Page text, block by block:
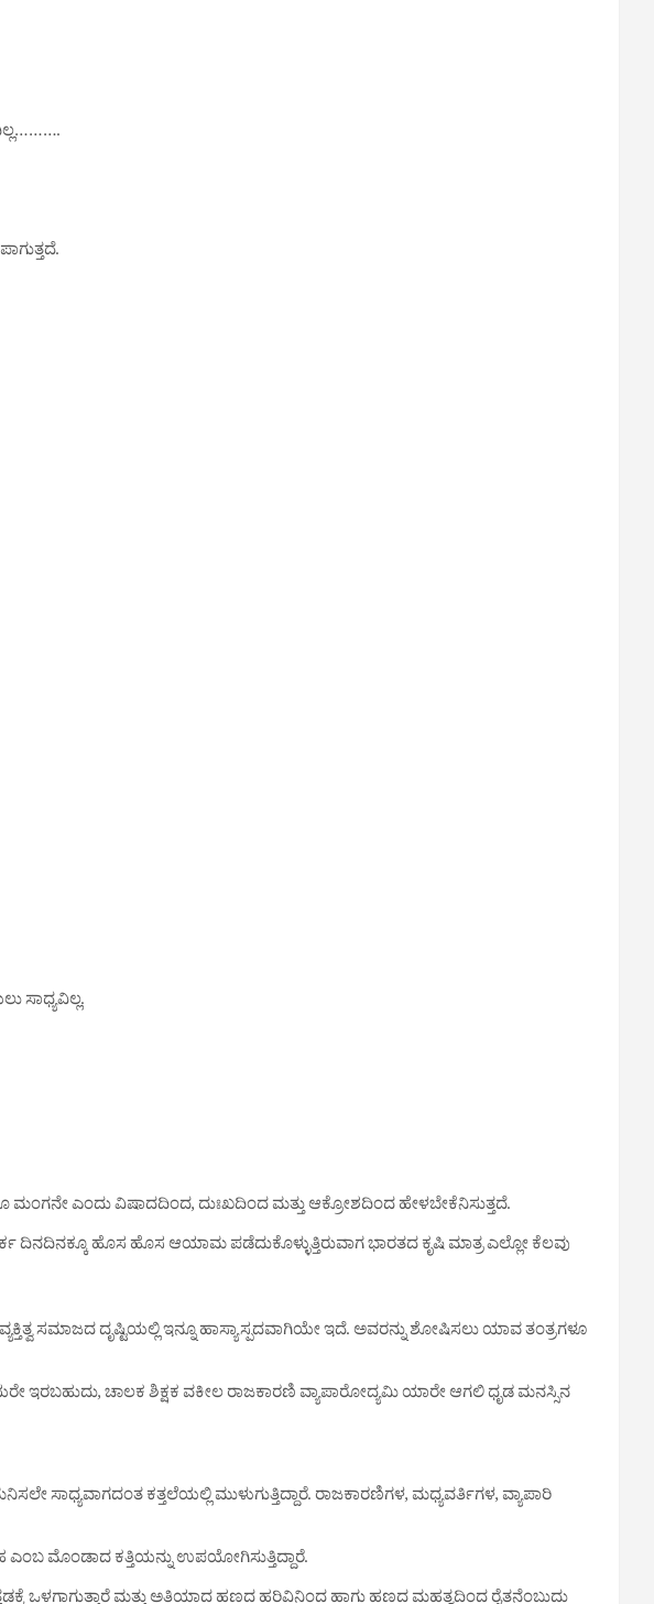
ಸಾಧ್ಯವಿಲ್ಲ.
ಎಂದು ವಿಷಾದದಿಂದ, ದುಃಖದಿಂದ ಮತ್ತು ಆಕ್ರೋಶದಿಂದ ಹೇಳಬೇಕೆನಿಸುತ್ತದೆ.
ದಿನದಿನಕ್ಕೂ ಹೊಸ ಹೊಸ ಆಯಾಮ ಪಡೆದುಕೊಳ್ಳುತ್ತಿರುವಾಗ ಭಾರತದ ಕೃಷಿ ಮಾತ್ರ ಎಲ್ಲೋ ಕೆಲವು
ಸಮಾಜದ ದೃಷ್ಟಿಯಲ್ಲಿ ಇನ್ನೂ ಹಾಸ್ಯಾಸ್ಪದವಾಗಿಯೇ ಇದೆ. ಅವರನ್ನು ಶೋಷಿಸಲು ಯಾವ ತಂತ್ರಗಳೂ
ಇರಬಹುದು, ಚಾಲಕ ಶಿಕ್ಷಕ ವಕೀಲ ರಾಜಕಾರಣಿ ವ್ಯಾಪಾರೋದ್ಯಮಿ ಯಾರೇ ಆಗಲಿ ಧೃಡ ಮನಸ್ಸಿನ
ಸಾಧ್ಯವಾಗದಂತ ಕತ್ತಲೆಯಲ್ಲಿ ಮುಳುಗುತ್ತಿದ್ದಾರೆ. ರಾಜಕಾರಣಿಗಳ, ಮಧ್ಯವರ್ತಿಗಳ, ವ್ಯಾಪಾರಿ
ಎಂಬ ಮೊಂಡಾದ ಕತ್ತಿಯನ್ನು ಉಪಯೋಗಿಸುತ್ತಿದ್ದಾರೆ.